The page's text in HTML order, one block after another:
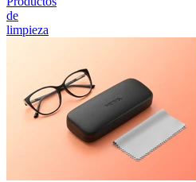
de
limpieza